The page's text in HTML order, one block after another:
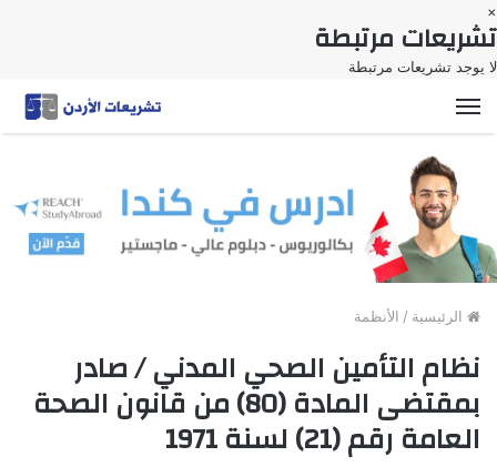
×
تشريعات مرتبطة
لا يوجد تشريعات مرتبطة
القائمة
الرئيسية / الأنظمة
نظام التأمين الصحي المدني / صادر
بمقتضى المادة (80) من قانون الصحة
العامة رقم (21) لسنة 1971